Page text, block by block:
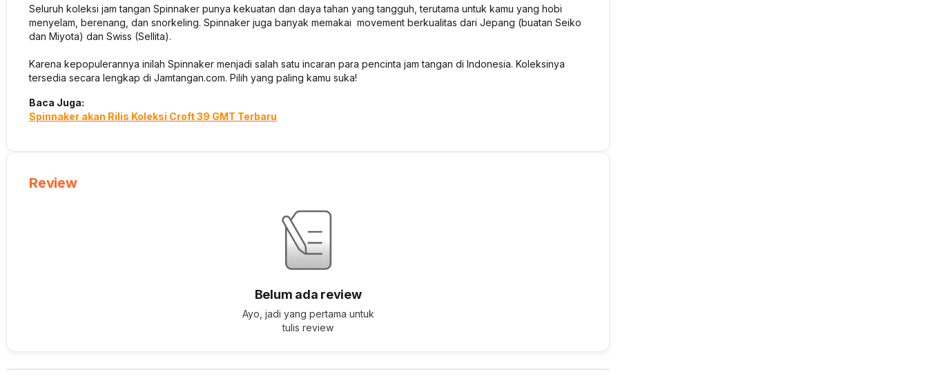
Seluruh koleksi jam tangan Spinnaker punya kekuatan dan daya tahan yang tangguh, terutama untuk kamu yang hobi
menyelam, berenang, dan snorkeling. Spinnaker juga banyak memakai movement berkualitas dari Jepang (buatan Seiko
dan Miyota) dan Swiss (Sellita).
Karena kepopulerannya inilah Spinnaker menjadi salah satu incaran para pencinta jam tangan di Indonesia. Koleksinya
tersedia secara lengkap di Jamtangan.com. Pilih yang paling kamu suka!
Baca Juga:
Spinnaker akan Rilis Koleksi Croft 39 GMT Terbaru
Review
Belum ada review
Ayo, jadi yang pertama untuk
tulis review